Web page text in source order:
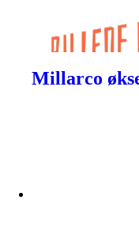
Millarco